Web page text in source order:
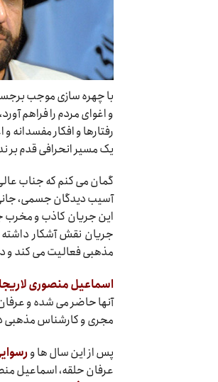
با چهره سازی موجب
و اغوای مردم را فراهم
رفتارها و افکار مفسدانه
یک مسیر انحرافی قدم بر
گمان می کنم که جناب
آسیب دیدگان جسمی،
این جریان کاذب و مخرب
جریان نقش آشکار
مذهبی فعالیت می کند و
اسماعیل منصوری
آنها حاضر می شده و
مجری و کارشناس مذهبی
پس از این سال ها و
عرفان حلقه، اسماعیل